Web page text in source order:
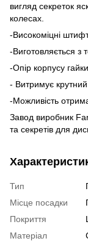
вигляд секреток
колесах.
-Високоміцні
-Виготовляється з
-Опір корпусу
- Витримує
-Можливість
Завод виробник
та секретів для
Тип
Місце посадки
Покриття
Матеріал